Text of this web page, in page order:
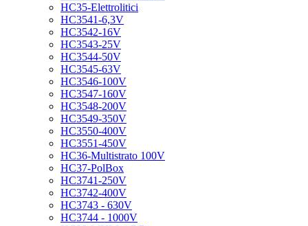
HC35-Elettrolitici
HC3541-6,3V
HC3542-16V
HC3543-25V
HC3544-50V
HC3545-63V
HC3546-100V
HC3547-160V
HC3548-200V
HC3549-350V
HC3550-400V
HC3551-450V
HC36-Multistrato 100V
HC37-PolBox
HC3741-250V
HC3742-400V
HC3743 - 630V
HC3744 - 1000V